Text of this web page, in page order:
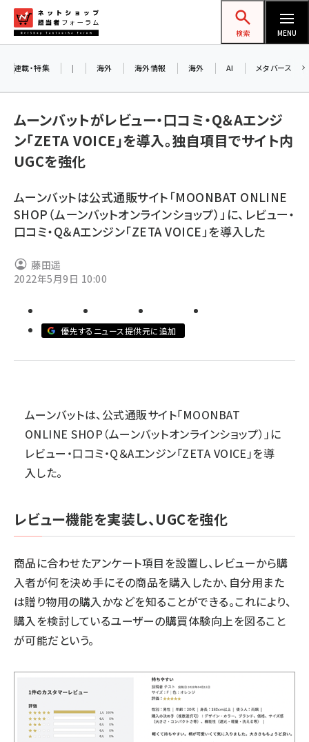
ン
ネットショップ担当者フォーラム
検索 MENU
amazon (2244)
楽天 (1871)
ecbeing (1207)
アスクル (1117)
base (1071)
ビィ・フォアード (773)
revico (739)
連載・特集 | 海外 海外情報 海外 AI メタバース
ムーンバットがレビュー・口コミ・Q＆Aエンジ
ン「ZETA VOICE」を導入。独自項目でサイト内
UGCを強化
ムーンバットは公式通販サイト「MOONBAT ONLINE
SHOP（ムーンバットオンラインショップ）」に、レビュー・
口コミ・Q＆Aエンジン「ZETA VOICE」を導入した
藤田遥
2022年5月9日 10:00
優先するニュース提供元に追加
ムーンバットは、公式通販サイト「MOONBAT
ONLINE SHOP（ムーンバットオンラインショップ）」に
レビュー・口コミ・Q＆Aエンジン「ZETA VOICE」を導
入した。
レビュー機能を実装し、UGCを強化
商品に合わせたアンケート項目を設置し、レビューから購
入者が何を決め手にその商品を購入したか、自分用また
は贈り物用の購入かなどを知ることができる。これにより、
購入を検討しているユーザーの購買体験向上を図ること
が可能だという。
AI
交流